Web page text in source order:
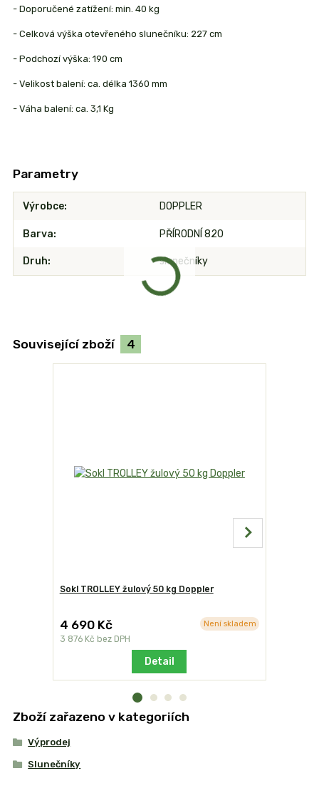
- Doporučené zatížení: min. 40 kg
- Celková výška otevřeného slunečníku: 227 cm
- Podchozí výška: 190 cm
- Velikost balení: ca. délka 1360 mm
- Váha balení: ca. 3,1 Kg
Parametry
Výrobce DOPPLER
Barva PŘÍRODNÍ 820
Druh slunečníky
Související zboží 4
Sokl TROLLEY žulový 50 kg Doppler
4 690 Kč
3 876 Kč bez DPH
Není skladem
Detail
Zboží zařazeno v kategoriích
Výprodej
Slunečníky